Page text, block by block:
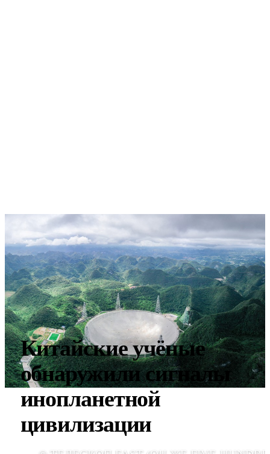
Китайские учёные
обнаружили сигналы
инопланетной
цивилизации